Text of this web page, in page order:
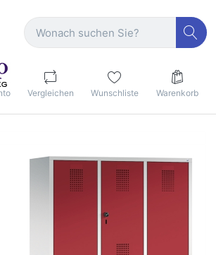
Vergleichen Wunschliste Warenkorb